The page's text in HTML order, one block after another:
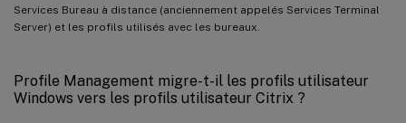
Services Bureau à distance (anciennement appelés Services Terminal
Server) et les profils utilisés avec les bureaux.
Profile Management migre-t-il les profils utilisateur
Windows vers les profils utilisateur Citrix ?